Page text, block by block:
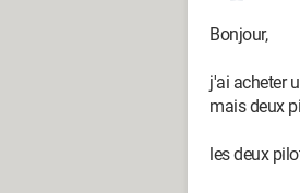
Bonjour,
j'ai acheter
mais deux
les deux